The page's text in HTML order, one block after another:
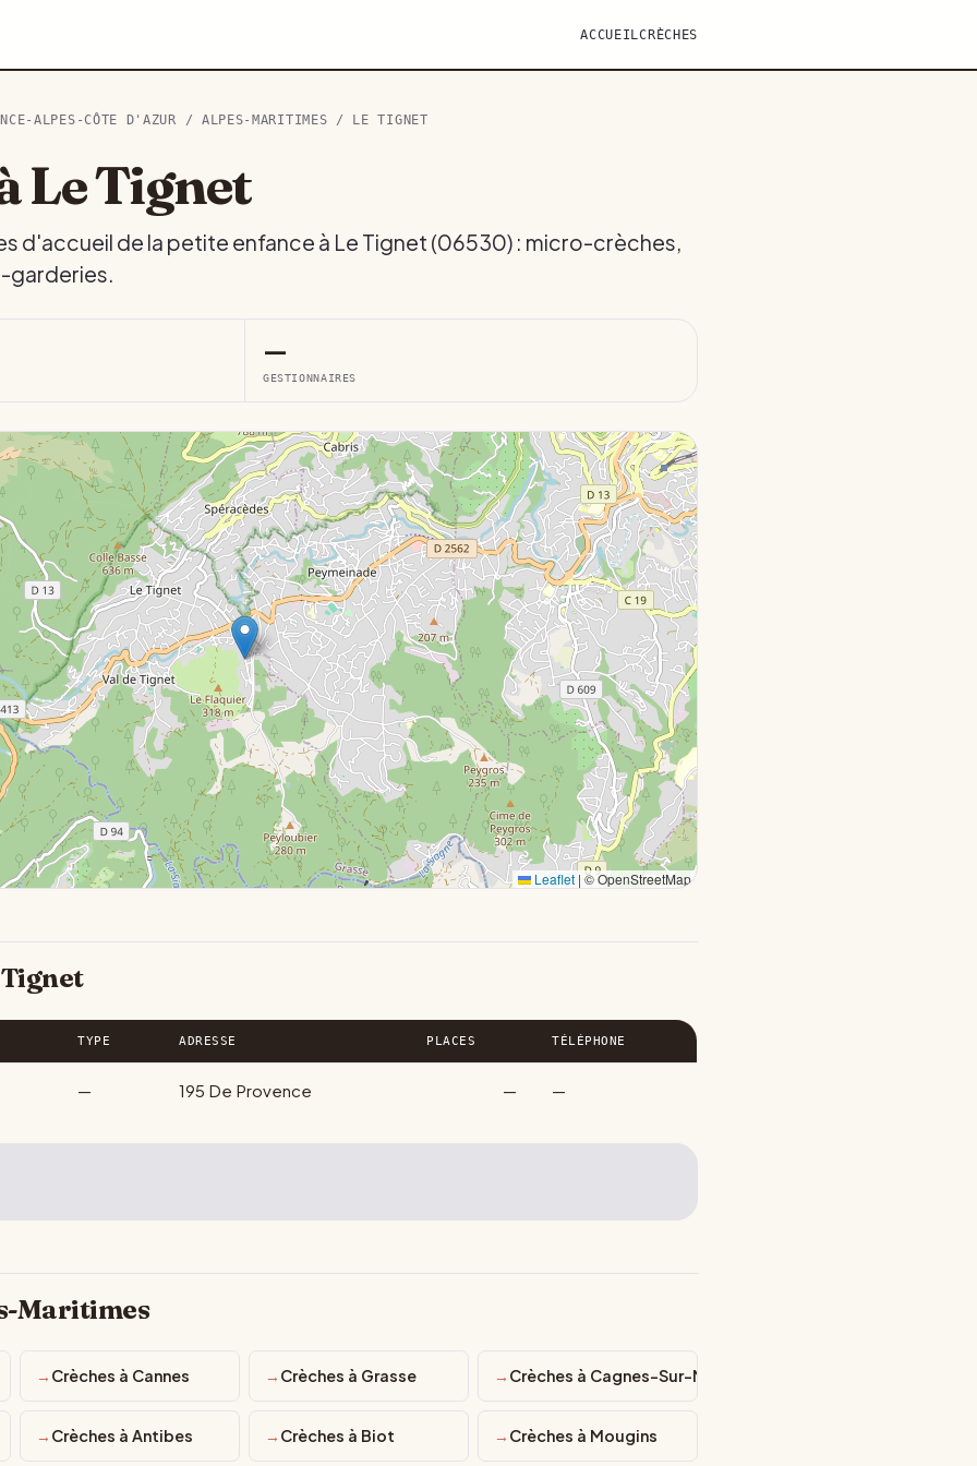
ACCUEILCRÈCHES
ALPES-CÔTE D'AZUR / ALPES-MARITIMES / LE TIGNET
Le Tignet
d'accueil de la petite enfance à Le Tignet (06530) : micro-crèches,
garderies.
—
GESTIONNAIRES
Leaflet | © OpenStreetMap
Tignet
TYPE ADRESSE PLACES TÉLÉPHONE
— 195 De Provence — —
Maritimes
Crèches à Cannes Crèches à Grasse Crèches à Cagnes-Sur-Mer
Crèches à Antibes Crèches à Biot Crèches à Mougins